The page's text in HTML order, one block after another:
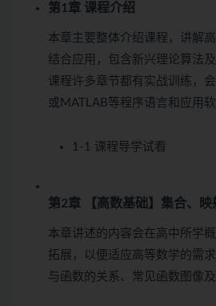
第1章 课程介绍
本章主要整体介绍课程，讲解
结合应用，包含新兴理论算法
课程许多章节都有实战训练，
或MATLAB等程序语言和应用软
1-1 课程导学试看
第2章 【高数基础】集合、映
本章讲述的内容会在高中所学
拓展，以便适应高等数学的需
与函数的关系、常见函数图像及